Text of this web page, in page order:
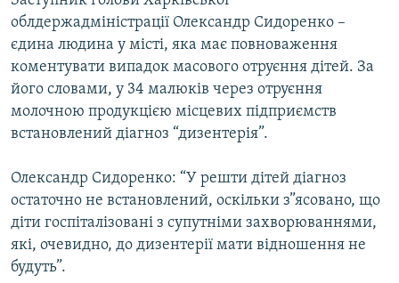
Усі сайти RFE/RL
облдержадміністрації Олександр Сидоренко –
єдина людина у місті, яка має повноваження
коментувати випадок масового отруєння дітей. За
його словами, у 34 малюків через отруєння
молочною продукцією місцевих підприємств
встановлений діагноз “дизентерія”.
Олександр Сидоренко: “У решти дітей діагноз
остаточно не встановлений, оскільки з”ясовано, що
діти госпіталізовані з супутніми захворюваннями,
які, очевидно, до дизентерії мати відношення не
будуть”.